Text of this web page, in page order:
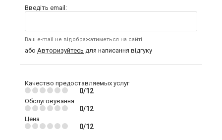
Введіть email:
Ваш e-mail не відображатиметься на сайті
або Авторизуйтесь для написання відгуку
Качество предоставляемых услуг
0/12
Обслуговування
0/12
Цена
0/12